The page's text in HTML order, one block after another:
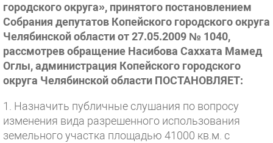
городского округа», принятого постановлением
Собрания депутатов Копейского городского округа
Челябинской области от 27.05.2009 № 1040,
рассмотрев обращение Насибова Саххата Мамед
Оглы, администрация Копейского городского
округа Челябинской области ПОСТАНОВЛЯЕТ:
1. Назначить публичные слушания по вопросу
изменения вида разрешенного использования
земельного участка площадью 41000 кв.м. с